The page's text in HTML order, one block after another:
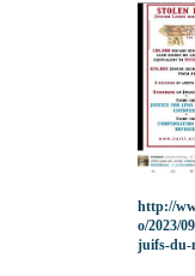
http://
o/2023/
juifs-du-